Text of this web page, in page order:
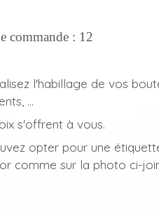
commande : 12
l'habillage de vos
...
s'offrent à vous.
opter pour une
comme sur la photo ci-